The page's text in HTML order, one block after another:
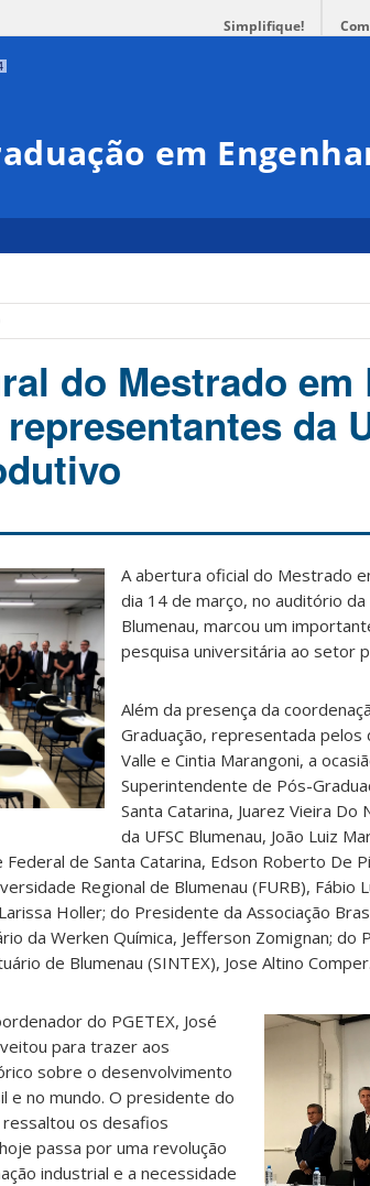
Simplifique!
em
do Mestrado em
da
A abertura oficial do Mestrado
dia 14 de março, no auditório da
Blumenau, marcou um
pesquisa universitária ao setor
Além da presença da
Graduação, representada
Valle e Cintia Marangoni, a
Superintendente de Pós-
Santa Catarina, Juarez Vieira
da UFSC Blumenau, João Luiz
de Santa Catarina, Edson Roberto De
Regional de Blumenau (FURB), Fábio
Holler; do Presidente da Associação
da Werken Química, Jefferson Zomignan; do
de Blumenau (SINTEX), Jose Altino Comper.
do PGETEX, José
para trazer aos
sobre o desenvolvimento
e no mundo. O presidente do
ressaltou os desafios
passa por uma revolução
industrial e a necessidade